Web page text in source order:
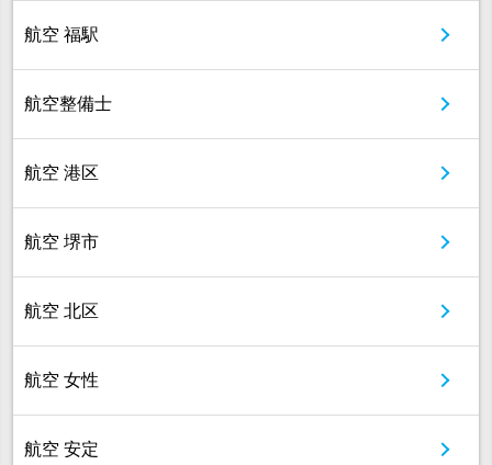
航空 福駅
航空整備士
航空 港区
航空 堺市
航空 北区
航空 女性
航空 安定